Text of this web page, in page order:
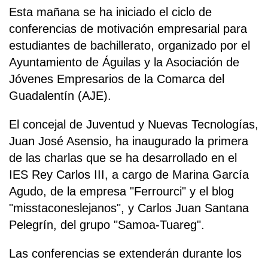
Esta mañana se ha iniciado el ciclo de
conferencias de motivación empresarial para
estudiantes de bachillerato, organizado por el
Ayuntamiento de Águilas y la Asociación de
Jóvenes Empresarios de la Comarca del
Guadalentín (AJE).
El concejal de Juventud y Nuevas Tecnologías,
Juan José Asensio, ha inaugurado la primera
de las charlas que se ha desarrollado en el
IES Rey Carlos III, a cargo de Marina García
Agudo, de la empresa "Ferrourci" y el blog
"misstaconeslejanos", y Carlos Juan Santana
Pelegrín, del grupo "Samoa-Tuareg".
Las conferencias se extenderán durante los